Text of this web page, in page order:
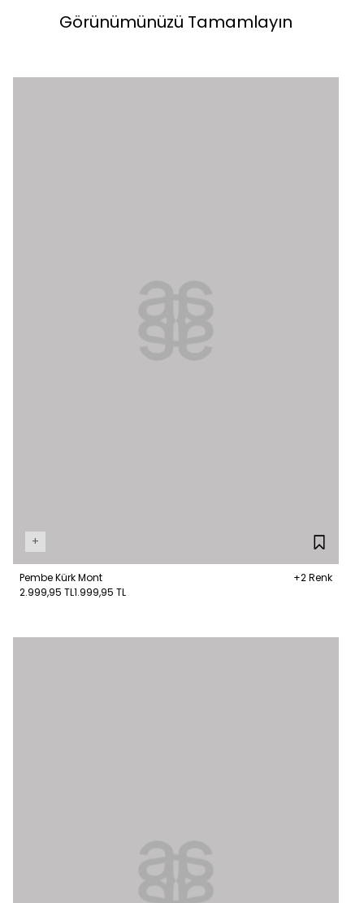
Görünümünüzü Tamamlayın
+
Pembe Kürk Mont
+2 Renk
2.999,95 TL1.999,95 TL